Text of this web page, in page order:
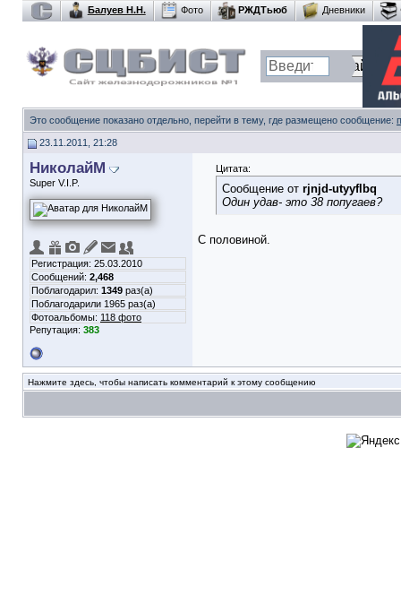
Балуев Н.Н. Фото РЖДТьюб Дневники
Это сообщение показано отдельно, перейти в тему, где размещено сообщение:
23.11.2011, 21:28
НиколайМ
Super V.I.P.
Регистрация: 25.03.2010
Сообщений: 2,468
Поблагодарил: 1349 раз(а)
Поблагодарили 1965 раз(а)
Фотоальбомы: 118 фото
Репутация: 383
Цитата:
Сообщение от rjnjd-utyyflbq
Один удав- это 38 попугаев?
С половиной.
Нажмите здесь, чтобы написать комментарий к этому сообщению